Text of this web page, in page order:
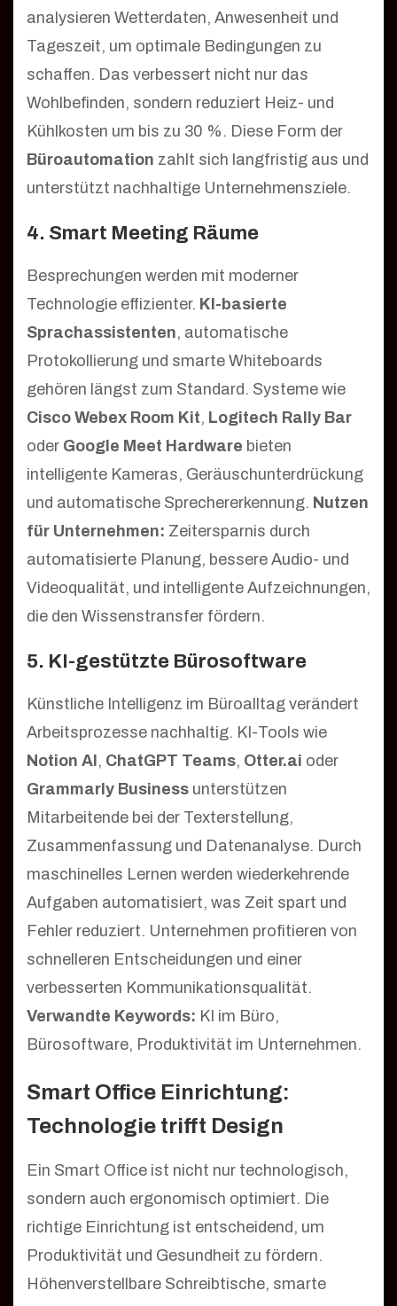
analysieren Wetterdaten, Anwesenheit und
Tageszeit, um optimale Bedingungen zu
schaffen. Das verbessert nicht nur das
Wohlbefinden, sondern reduziert Heiz- und
Kühlkosten um bis zu 30 %. Diese Form der
Büroautomation zahlt sich langfristig aus und
unterstützt nachhaltige Unternehmensziele.
4. Smart Meeting Räume
Besprechungen werden mit moderner
Technologie effizienter. KI-basierte
Sprachassistenten, automatische
Protokollierung und smarte Whiteboards
gehören längst zum Standard. Systeme wie
Cisco Webex Room Kit, Logitech Rally Bar
oder Google Meet Hardware bieten
intelligente Kameras, Geräuschunterdrückung
und automatische Sprechererkennung. Nutzen
für Unternehmen: Zeitersparnis durch
automatisierte Planung, bessere Audio- und
Videoqualität, und intelligente Aufzeichnungen,
die den Wissenstransfer fördern.
5. KI-gestützte Bürosoftware
Künstliche Intelligenz im Büroalltag verändert
Arbeitsprozesse nachhaltig. KI-Tools wie
Notion AI , ChatGPT Teams, Otter.ai oder
Grammarly Business unterstützen
Mitarbeitende bei der Texterstellung,
Zusammenfassung und Datenanalyse. Durch
maschinelles Lernen werden wiederkehrende
Aufgaben automatisiert, was Zeit spart und
Fehler reduziert. Unternehmen profitieren von
schnelleren Entscheidungen und einer
verbesserten Kommunikationsqualität.
Verwandte Keywords: KI im Büro,
Bürosoftware, Produktivität im Unternehmen.
Smart Office Einrichtung:
Technologie trifft Design
Ein Smart Office ist nicht nur technologisch,
sondern auch ergonomisch optimiert. Die
richtige Einrichtung ist entscheidend, um
Produktivität und Gesundheit zu fördern.
Höhenverstellbare Schreibtische, smarte